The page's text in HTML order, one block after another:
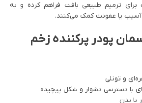
ترمیم طبیعی بافت فراهم کرده و به
یا عفونت کمک می‌کنند.
پودر پرکننده زخم
و تونلی
با دسترسی دشوار و شکل پیچیده
با بدن